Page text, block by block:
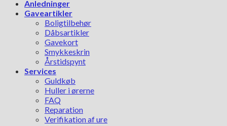
Anledninger
Gaveartikler
Boligtilbehør
Dåbsartikler
Gavekort
Smykkeskrin
Årstidspynt
Services
Guldkøb
Huller i ørerne
FAQ
Reparation
Verifikation af ure